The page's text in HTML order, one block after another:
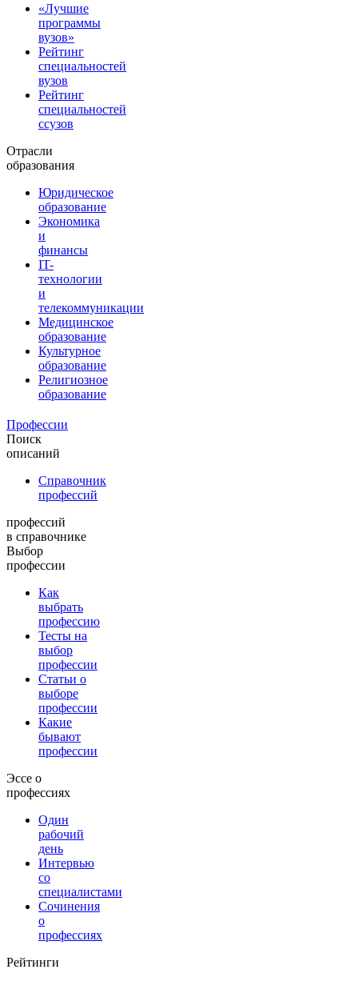
«Лучшие
программы
вузов»
Рейтинг
специальностей
вузов
Рейтинг
специальностей
ссузов
Отрасли
образования
Юридическое
образование
Экономика
и
финансы
IT-
технологии
и
телекоммуникации
Медицинское
образование
Культурное
образование
Религиозное
образование
Профессии
Поиск
описаний
Справочник
профессий
профессий
в справочнике
Выбор
профессии
Как
выбрать
профессию
Тесты на
выбор
профессии
Статьи о
выборе
профессии
Какие
бывают
профессии
Эссе о
профессиях
Один
рабочий
день
Интервью
со
специалистами
Сочинения
о
профессиях
Рейтинги